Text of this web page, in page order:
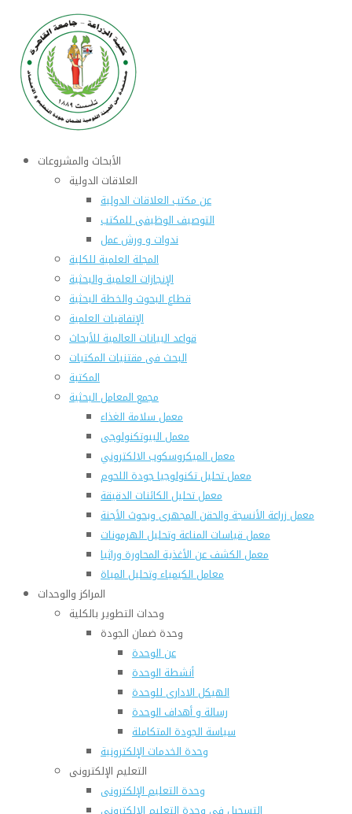
الأبحاث والمشروعات
العلاقات الدولية
عن مكتب العلاقات الدولية
التوصيف الوظيفى للمكتب
ندوات و ورش عمل
المجلة العلمية للكلية
الإنجازات العلمية والبحثية
قطاع البحوث والخطة البحثية
الإتفاقيات العلمية
قواعد البيانات العالمية للأبحاث
البحث فى مقتنيات المكتبات
المكتبة
مجمع المعامل البحثية
معمل سلامة الغذاء
معمل البيوتكنولوجى
معمل الميكروسكوب الالكتروني
معمل تحليل تكنولوجيا جودة اللحوم
معمل تحليل الكائنات الدقيقة
معمل زراعة الأنسجة والحقن المجهرى وبحوث الأجنة
معمل قياسات المناعة وتحليل الهرمونات
معمل الكشف عن الأغذية المحاورة وراثيا
معامل الكيمياء وتحليل المياة
المراكز والوحدات
وحدات التطوير بالكلية
وحدة ضمان الجودة
عن الوحدة
أنشطة الوحدة
الهيكل الادارى للوحدة
رسالة و أهداف الوحدة
سياسة الجودة المتكاملة
وحدة الخدمات الإلكترونية
التعليم الإلكترونى
وحدة التعليم الإلكترونى